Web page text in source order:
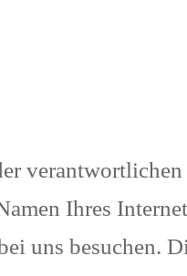
Ihres
uns besuchen.